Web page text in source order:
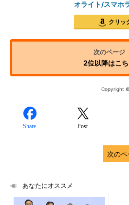
オライト/スマホ
クリッ
2位以降はこ
Copyright ©
Share Post
次の
あなたにオススメ